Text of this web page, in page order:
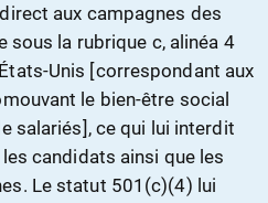
aux campagnes des
sous la rubrique c, alinéa 4
Unis [correspondant aux
le bien-être social
salariés], ce qui lui interdit
candidats ainsi que les
Le statut 501(c)(4) lui